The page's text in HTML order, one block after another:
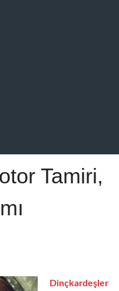
Tamiri,
Dinçkardeşler